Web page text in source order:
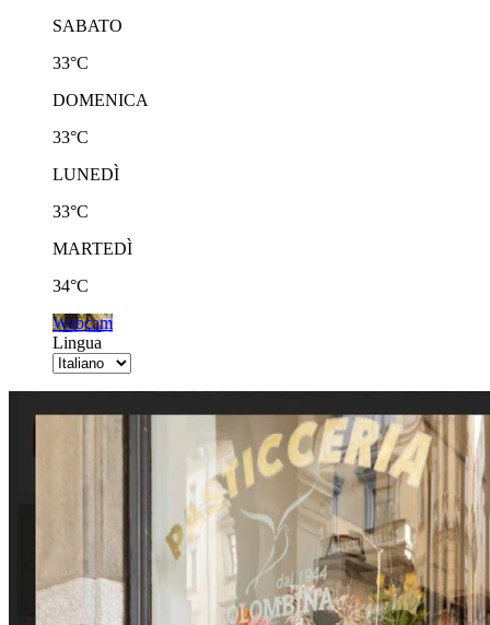
SABATO
33°C
DOMENICA
33°C
LUNEDÌ
33°C
MARTEDÌ
34°C
Webcam
Lingua